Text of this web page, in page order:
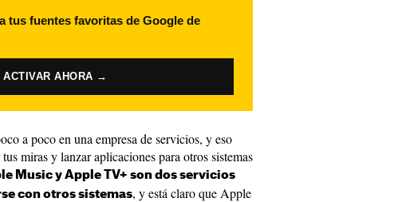
tus fuentes favoritas de Google de
ACTIVAR AHORA →
a poco en una empresa de servicios, y eso
miras y lanzar aplicaciones para otros sistemas
Music y Apple TV+ son dos servicios
con otros sistemas, y está claro que Apple